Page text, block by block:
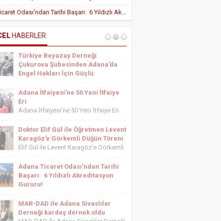
Teşvik Düzenlemesi ile Adana’da
Yatırımlara Uygulanan Vergisel Avantajlar
HASTALIKLARI UZMANI DR. YUSUF
BİR BUZDAĞI
ASİYE UYANIK
Ayak Bakımı
Adana Ticaret Odası’ndan Tarihi Başarı: 6 Yıldızlı Akreditasyon Gururu!
HABERLER
Türkiye Beyazay Derneği
Çukurova Şubesinden Adana’da
Engel Hakları İçin Güçlü
Türkiye Beyazay Derneği Çukurova
Şubesinden Adana’da Engel Hakları
İçin Güçlü Farkındalık Konferansı
Şubesi tarafından düzenlenen
“Engellinin Engelli Haklarının Farkında
mıyız? Hak Bilinci, Erişilebilirlik ve
Toplumsal Farkındalık...
Adana İtfaiyesi’ne 50 Yeni İtfaiye
Eri
Adana İtfaiyesi’ne 50 Yeni İtfaiye Eri
Daire Başkanlığı bünyesinde göreve
başlayacak 50 yeni itfaiye eri için
yemin töreni düzenlendi. Törene
Vekili...
Doktor Elif Gül ile Öğretmen Levent
Karagöz’e Görkemli Düğün Töreni
Elif Gül ile Levent Karagöz’e Görkemli
Mali Müşavir ve Adana Serbest
Muhasebeci Mali Müşavirler Odası
Saymanı Yurdagül Gül ile iş ve mali
tanıdığı...
Adana Ticaret Odası’ndan Tarihi
Başarı: 6 Yıldızlı Akreditasyon
Gururu!
Başarı: 6 Yıldızlı Akreditasyon Gururu!
‎ADANA Ticaret Odası (ATO), üyelerine
MAR-DAD ile Adana Sivaslılar
Derneği kardeş dernek oldu